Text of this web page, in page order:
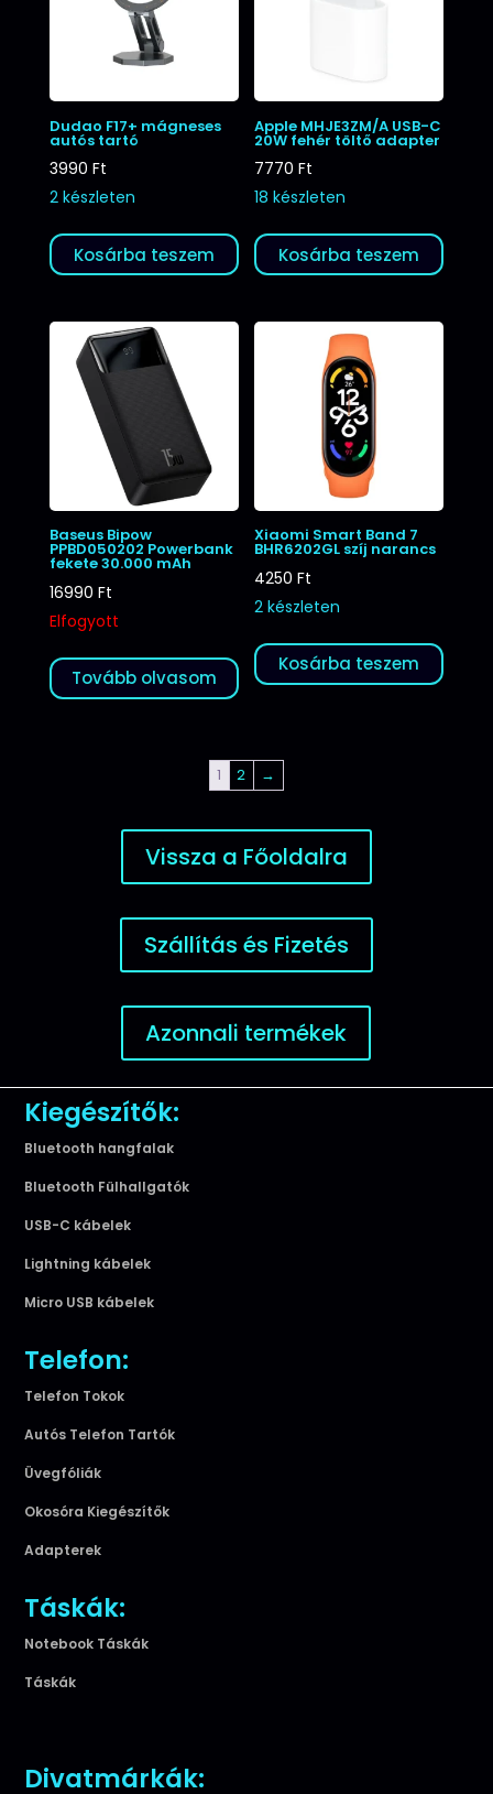
Dudao F17+ mágneses
autós tartó
3990 Ft
2 készleten
Kosárba teszem
Apple MHJE3ZM/A USB-C
20W fehér töltő adapter
7770Ft
18 készleten
Kosárba teszem
Baseus Bipow
PPBD050202 Powerbank
fekete 30.000 mAh
16990 Ft
Elfogyott
Tovább olvasom
Xiaomi Smart Band 7
BHR6202GL szíj narancs
4250Ft
2 készleten
Kosárba teszem
1 2 →
Vissza a Főoldalra
Szállítás és Fizetés
Azonnali termékek
Kiegészítők:
Bluetooth hangfalak
Bluetooth Fülhallgatók
USB-C kábelek
Lightning kábelek
Micro USB kábelek
Telefon:
Telefon Tokok
Autós Telefon Tartók
Üvegfóliák
Okosóra Kiegészítők
Adapterek
Táskák:
Notebook Táskák
Táskák
Divatmárkák: